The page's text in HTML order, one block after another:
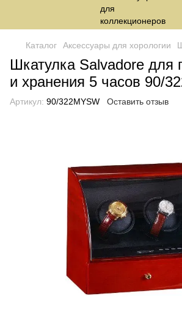
Каталог Аксессуары для хорологии
Шкатулка Salvadore для
и хранения 5 часов 90/
Артикул: 90/322MYSW Оставить отзыв